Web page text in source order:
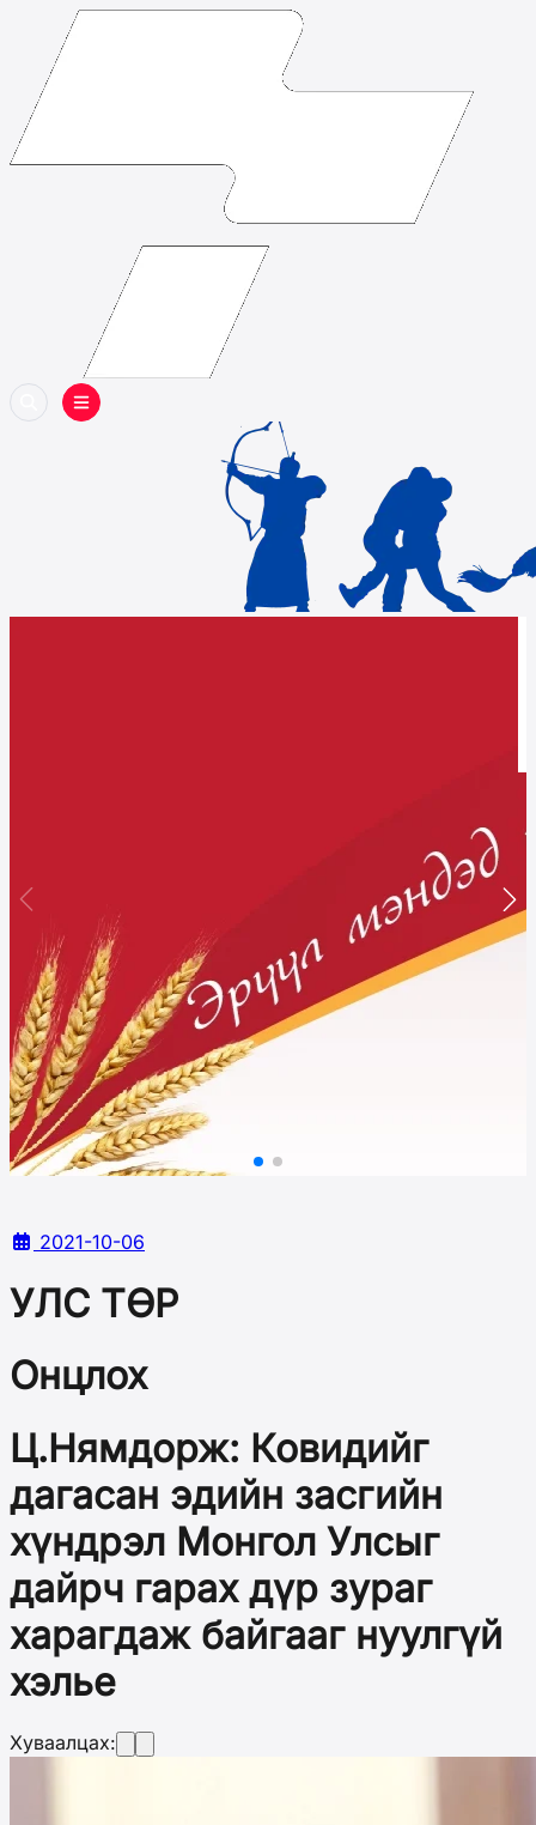
2021-10-06
УЛС ТӨР
Онцлох
Ц.Нямдорж: Ковидийг
дагасан эдийн засгийн
хүндрэл Монгол Улсыг
дайрч гарах дүр зураг
харагдаж байгааг нуулгүй
хэлье
Хуваалцах: